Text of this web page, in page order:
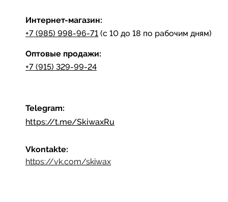
Интернет-магазин:
+7 (985) 998-96-71 (с 10 до 18 по рабочим дням)
Оптовые продажи:
+7 (915) 329-99-24
Telegram:
https://t.me/SkiwaxRu
Vkontakte:
https://vk.com/skiwax